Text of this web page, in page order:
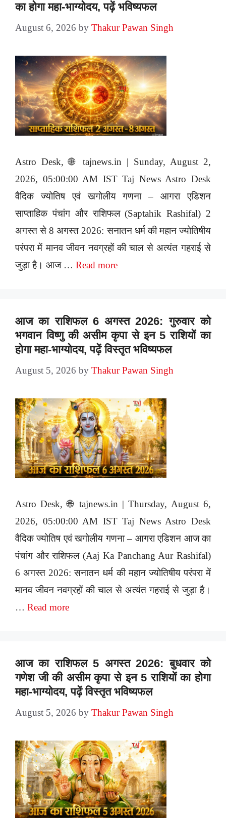
का होगा महा-भाग्योदय, पढ़ें भविष्यफल
August 6, 2026 by Thakur Pawan Singh
Astro Desk, 🌐 tajnews.in | Sunday, August 2,
2026, 05:00:00 AM IST Taj News Astro Desk
वैदिक ज्योतिष एवं खगोलीय गणना – आगरा एडिशन
साप्ताहिक पंचांग और राशिफल (Saptahik Rashifal) 2
अगस्त से 8 अगस्त 2026: सनातन धर्म की महान ज्योतिषीय
परंपरा में मानव जीवन नवग्रहों की चाल से अत्यंत गहराई से
जुड़ा है। आज … Read more
आज का राशिफल 6 अगस्त 2026: गुरुवार को
भगवान विष्णु की असीम कृपा से इन 5 राशियों का
होगा महा-भाग्योदय, पढ़ें विस्तृत भविष्यफल
August 5, 2026 by Thakur Pawan Singh
Astro Desk, 🌐 tajnews.in | Thursday, August 6,
2026, 05:00:00 AM IST Taj News Astro Desk
वैदिक ज्योतिष एवं खगोलीय गणना – आगरा एडिशन आज का
पंचांग और राशिफल (Aaj Ka Panchang Aur Rashifal)
6 अगस्त 2026: सनातन धर्म की महान ज्योतिषीय परंपरा में
मानव जीवन नवग्रहों की चाल से अत्यंत गहराई से जुड़ा है।
… Read more
आज का राशिफल 5 अगस्त 2026: बुधवार को
गणेश जी की असीम कृपा से इन 5 राशियों का होगा
महा-भाग्योदय, पढ़ें विस्तृत भविष्यफल
August 5, 2026 by Thakur Pawan Singh